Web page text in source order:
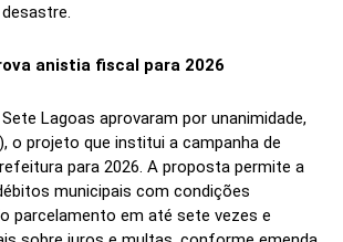
anistia fiscal para 2026
Lagoas aprovaram por unanimidade,
o projeto que institui a campanha de
para 2026. A proposta permite a
municipais com condições
parcelamento em até sete vezes e